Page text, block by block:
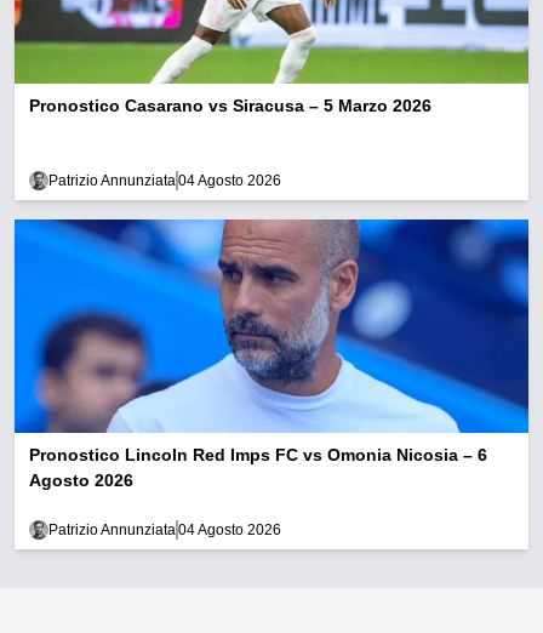
Pronostico Casarano vs Siracusa – 5 Marzo 2026
Patrizio Annunziata 04 Agosto 2026
Pronostico Lincoln Red Imps FC vs Omonia Nicosia – 6
Agosto 2026
Patrizio Annunziata 04 Agosto 2026